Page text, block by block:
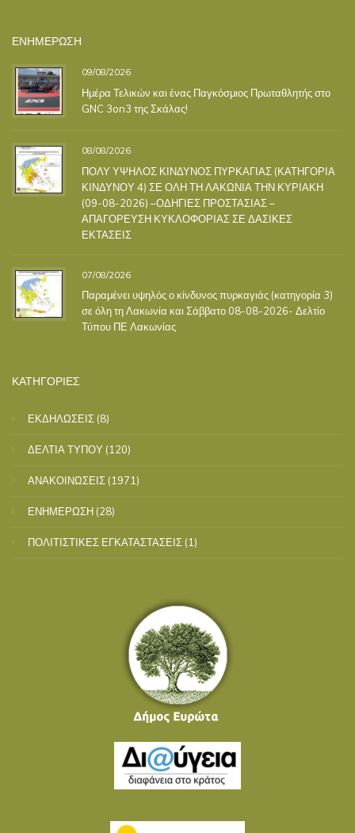
ΕΝΗΜΕΡΩΣΗ
09/08/2026
Ημέρα Τελικών και ένας Παγκόσμιος Πρωταθλητής στο
GNC 3on3 της Σκάλας!
08/08/2026
ΠΟΛΥ ΥΨΗΛΟΣ ΚΙΝΔΥΝΟΣ ΠΥΡΚΑΓΙΑΣ (ΚΑΤΗΓΟΡΙΑ
ΚΙΝΔΥΝΟΥ 4) ΣΕ ΟΛΗ ΤΗ ΛΑΚΩΝΙΑ ΤΗΝ ΚΥΡΙΑΚΗ
(09-08-2026) –ΟΔΗΓΙΕΣ ΠΡΟΣΤΑΣΙΑΣ –
ΑΠΑΓΟΡΕΥΣΗ ΚΥΚΛΟΦΟΡΙΑΣ ΣΕ ΔΑΣΙΚΕΣ
ΕΚΤΑΣΕΙΣ
07/08/2026
Παραμένει υψηλός ο κίνδυνος πυρκαγιάς (κατηγορία 3)
σε όλη τη Λακωνία και Σάββατο 08-08-2026- Δελτίο
Τύπου ΠΕ Λακωνίας
ΚΑΤΗΓΟΡΙΕΣ
ΕΚΔΗΛΩΣΕΙΣ (8)
ΔΕΛΤΙΑ ΤΥΠΟΥ (120)
ΑΝΑΚΟΙΝΩΣΕΙΣ (1971)
ΕΝΗΜΕΡΩΣΗ (28)
ΠΟΛΙΤΙΣΤΙΚΕΣ ΕΓΚΑΤΑΣΤΑΣΕΙΣ (1)